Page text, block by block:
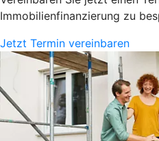
Immobilienfinanzierung zu
Jetzt Termin vereinbaren